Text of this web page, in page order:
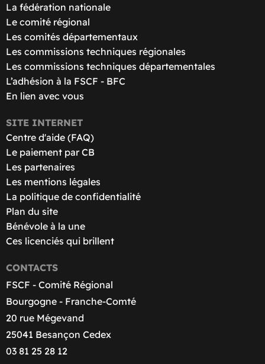
La fédération nationale
Le comité régional
Les comités départementaux
Les commissions techniques régionales
Les commissions techniques départementales
L’adhésion à la FSCF - BFC
En lien avec vous
SITE INTERNET
Centre d'aide (FAQ)
Le paiement par CB
Les partenaires
Les mentions légales
La politique de confidentialité
Plan du site
Bénévole à la une
Ces licenciés qui brillent
CONTACTS
FSCF - Comité Régional
Bourgogne - Franche-Comté
20 rue Mégevand
25041 Besançon Cedex
03 81 25 28 12